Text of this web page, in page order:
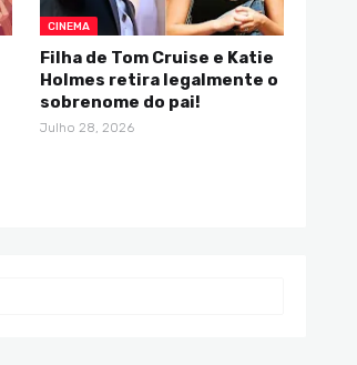
CINEMA
Filha de Tom Cruise e Katie
Holmes retira legalmente o
sobrenome do pai!
Julho 28, 2026